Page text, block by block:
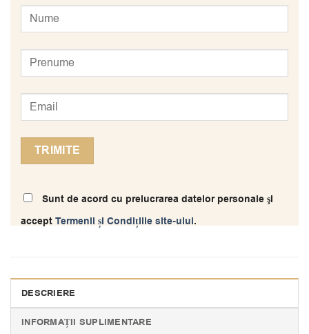
Sunt de acord cu prelucrarea datelor personale şi
acceptTermenii și Condițiile site-ului.
DESCRIERE
INFORMAȚII SUPLIMENTARE